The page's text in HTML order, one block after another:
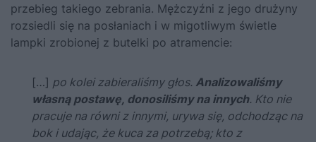
przebieg takiego zebrania. Mężczyźni z jego drużyny
rozsiedli się na posłaniach i w migotliwym świetle
lampki zrobionej z butelki po atramencie:
[…] po kolei zabieraliśmy głos. Analizowaliśmy
własną postawę, donosiliśmy na innych. Kto nie
pracuje na równi z innymi, urywa się, odchodząc na
bok i udając, że kuca za potrzebą; kto z